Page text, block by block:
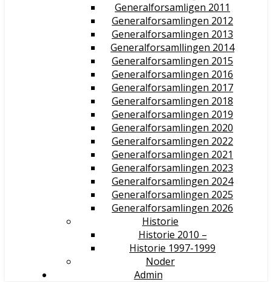
Generalforsamligen 2011
Generalforsamlingen 2012
Generalforsamlingen 2013
Generalforsamllingen 2014
Generalforsamlingen 2015
Generalforsamlingen 2016
Generalforsamlingen 2017
Generalforsamlingen 2018
Generalforsamlingen 2019
Generalforsamlingen 2020
Generalforsamlingen 2022
Generalforsamlingen 2021
Generalforsamlingen 2023
Generalforsamlingen 2024
Generalforsamlingen 2025
Generalforsamlingen 2026
Historie
Historie 2010 –
Historie 1997-1999
Noder
Admin